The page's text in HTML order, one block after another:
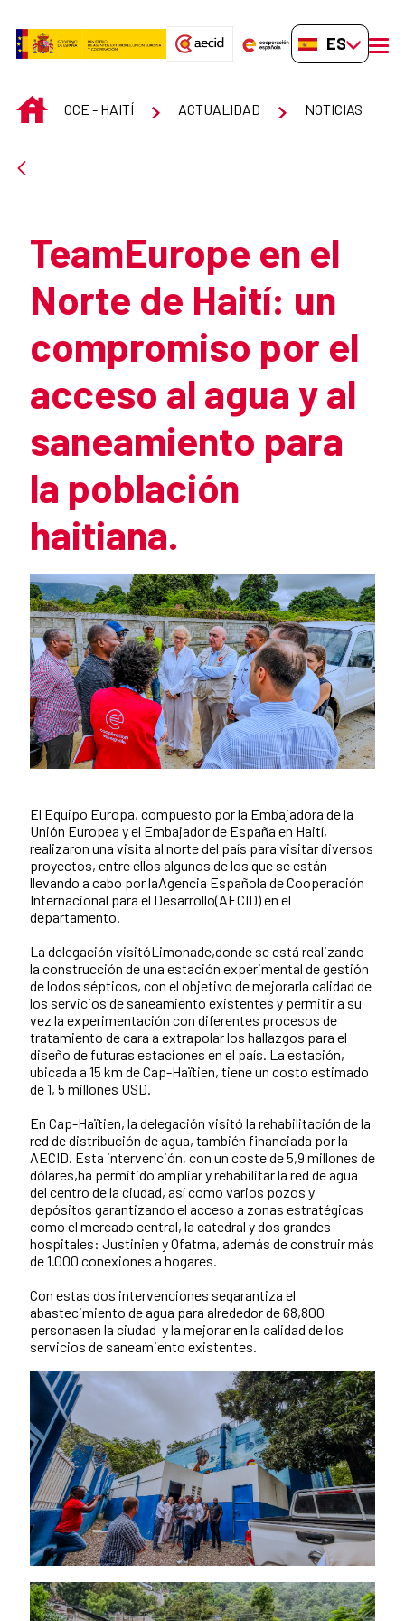
ES-ES
INICIOOCE - HAITÍ ACTUALIDAD NOTICIAS
TeamEurope en el
Norte de Haití: un
compromiso por el
acceso al agua y al
saneamiento para
la población
haitiana.
Resumen de la noticia
Contenido de la noticia
El Equipo Europa, compuesto por la Embajadora de la
Unión Europea y el Embajador de España en Haití,
realizaron una visita al norte del país para visitar diversos
proyectos, entre ellos algunos de los que se están
llevando a cabo por laAgencia Española de Cooperación
Internacional para el Desarrollo(AECID) en el
departamento.
La delegación visitóLimonade,donde se está realizando
la construcción de una estación experimental de gestión
de lodos sépticos, con el objetivo de mejorarla calidad de
los servicios de saneamiento existentes y permitir a su
vez la experimentación con diferentes procesos de
tratamiento de cara a extrapolar los hallazgos para el
diseño de futuras estaciones en el país. La estación,
ubicada a 15 km de Cap-Haïtien, tiene un costo estimado
de 1, 5 millones USD.
En Cap-Haïtien, la delegación visitó la rehabilitación de la
red de distribución de agua, también financiada por la
AECID. Esta intervención, con un coste de 5,9 millones de
dólares,ha permitido ampliar y rehabilitar la red de agua
del centro de la ciudad, así como varios pozos y
depósitos garantizando el acceso a zonas estratégicas
como el mercado central, la catedral y dos grandes
hospitales: Justinien y Ofatma, además de construir más
de 1.000 conexiones a hogares.
Con estas dos intervenciones segarantiza el
abastecimiento de agua para alrededor de 68,800
personasen la ciudad y la mejorar en la calidad de los
servicios de saneamiento existentes.